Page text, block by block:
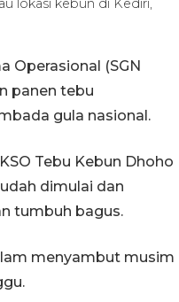
lokasi kebun di Kediri,
Operasional (SGN
panen tebu
gula nasional.
Tebu Kebun Dhoho
dimulai dan
tumbuh bagus.
menyambut musim